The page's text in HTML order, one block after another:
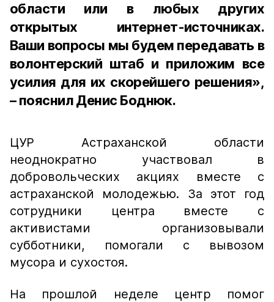
области или в любых других
открытых интернет-источниках.
Ваши вопросы мы будем передавать в
волонтерский штаб и приложим все
усилия для их скорейшего решения»,
– пояснил Денис Боднюк.
ЦУР Астраханской области
неоднократно участвовал в
добровольческих акциях вместе с
астраханской молодежью. За этот год
сотрудники центра вместе с
активистами организовывали
субботники, помогали с вывозом
мусора и сухостоя.
На прошлой неделе центр помог